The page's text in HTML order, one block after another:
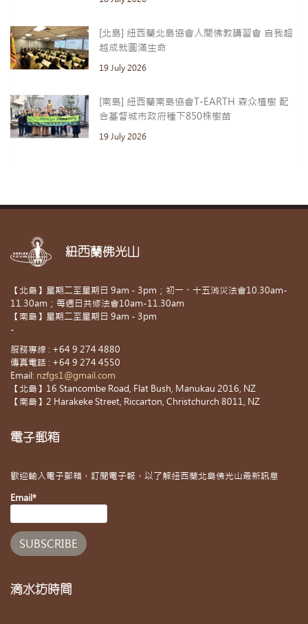
[北島] 紐西蘭北島協會人間佛教講習會 自我超
越成就圓滿生命
19 July 2026
[南島] 紐西蘭南島協會T-EARTH 森众植樹 配
合基督城市政府種下850株樹苗
19 July 2026
紐西蘭佛光山
【北島】星期二至星期日 9am - 3pm；初一、十五消災法會10.30am-
11.30am；每週日共修法會10am-11.30am
【南島】星期二至星期日 9am - 3pm
-
服務專線 : +64 9 274 4880
傳真電話 : +64 9 274 4550
Email: nzfgs1@gmail.com
【北島】16 Stancombe Road, Flat Bush, Manukau 2016, NZ
【南島】2 Harakeke Street, Riccarton, Christchurch 8011, NZ
電子郵箱
歡迎輸入電子郵箱，訂閱電子報，以了解紐西蘭北島佛光山最新訊息
Email*
滴水坊時間